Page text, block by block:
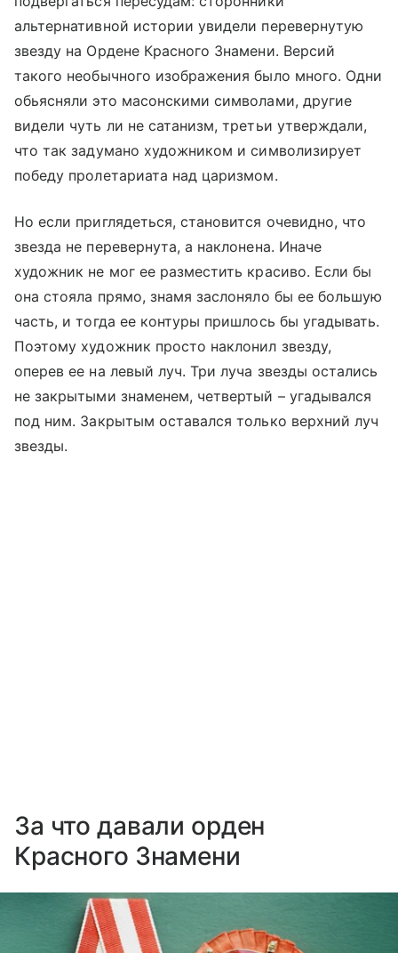
альтернативной истории увидели перевернутую
звезду на Ордене Красного Знамени. Версий
такого необычного изображения было много. Одни
обьясняли это масонскими символами, другие
видели чуть ли не сатанизм, третьи утверждали,
что так задумано художником и символизирует
победу пролетариата над царизмом.
Но если приглядеться, становится очевидно, что
звезда не перевернута, а наклонена. Иначе
художник не мог ее разместить красиво. Если бы
она стояла прямо, знамя заслоняло бы ее большую
часть, и тогда ее контуры пришлось бы угадывать.
Поэтому художник просто наклонил звезду,
оперев ее на левый луч. Три луча звезды остались
не закрытыми знаменем, четвертый – угадывался
под ним. Закрытым оставался только верхний луч
звезды.
За что давали орден
Красного Знамени